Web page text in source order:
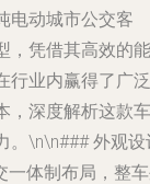
电动城市公交客
，凭借其高效的能
行业内赢得了广泛
，深度解析这款车
。\n\n### 外观设
一体制布局，整